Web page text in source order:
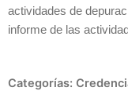
actividades de
informe de las
Categorías: